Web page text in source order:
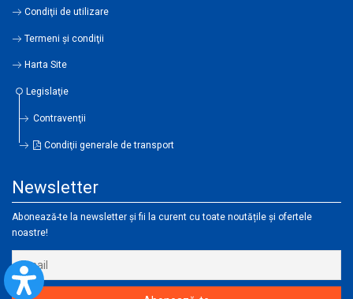
Condiţii de utilizare
Termeni şi condiţii
Harta Site
Legislaţie
Contravenţii
Condiţii generale de transport
Newsletter
Abonează-te la newsletter și fii la curent cu toate noutățile și ofertele
noastre!